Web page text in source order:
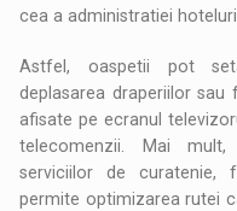
cea a administratiei
Astfel, oaspetii pot
deplasarea draperiilor
afisate pe ecranul
telecomenzii. Mai
serviciilor de curatenie,
permite optimizarea rutei